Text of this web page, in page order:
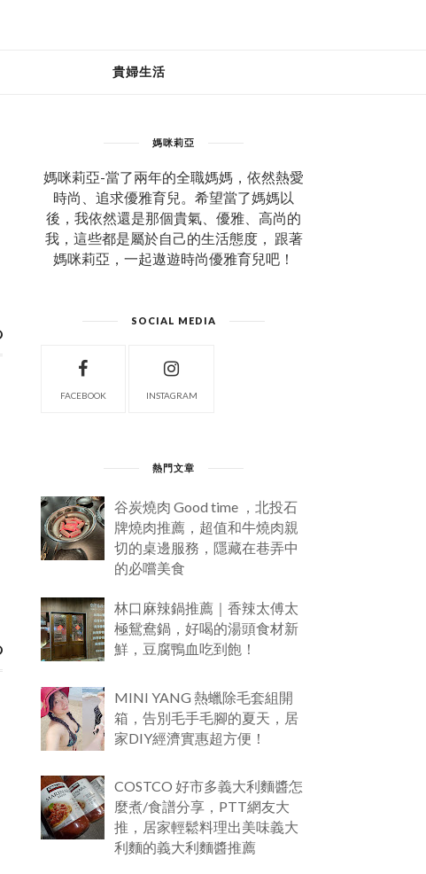
貴婦生活
媽咪莉亞
媽咪莉亞-當了兩年的全職媽媽，依然熱愛
時尚、追求優雅育兒。希望當了媽媽以
後，我依然還是那個貴氣、優雅、高尚的
我，這些都是屬於自己的生活態度， 跟著
媽咪莉亞，一起遨遊時尚優雅育兒吧！
SOCIAL MEDIA
FACEBOOK INSTAGRAM
熱門文章
谷炭燒肉 Good time ，北投石
牌燒肉推薦，超值和牛燒肉親
切的桌邊服務，隱藏在巷弄中
的必嚐美食
林口麻辣鍋推薦｜香辣太傅太
極鴛鴦鍋，好喝的湯頭食材新
鮮，豆腐鴨血吃到飽！
MINI YANG 熱蠟除毛套組開
箱，告別毛手毛腳的夏天，居
家DIY經濟實惠超方便！
COSTCO 好市多義大利麵醬怎
麼煮/食譜分享，PTT網友大
推，居家輕鬆料理出美味義大
利麵的義大利麵醬推薦